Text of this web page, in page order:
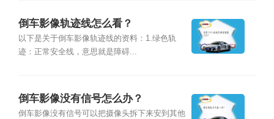
倒车影像轨迹线怎么看？
以下是关于倒车影像轨迹线的资料：1.绿色轨
迹：正常安全线，意思就是障碍...
倒车影像没有信号怎么办？
倒车影像没有信号可以把摄像头拆下来安到其他